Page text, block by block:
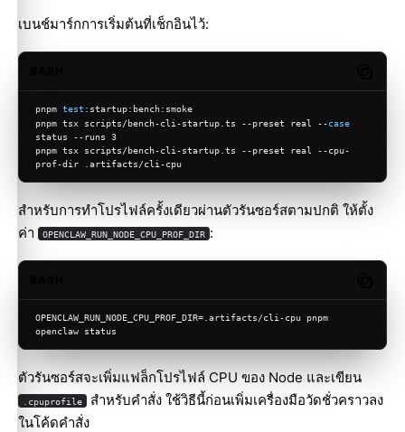
เบนช์มาร์กการเริ่มต้นที่เช็กอินไว้:
pnpm test :startup:bench:smoke
pnpm tsx scripts/bench-cli-startup.ts --preset real --case
status --runs 3
pnpm tsx scripts/bench-cli-startup.ts --preset real --cpu-
prof-dir .artifacts/cli-cpu
สำหรับการทำโปรไฟล์ครั้งเดียวผ่านตัวรันซอร์สตามปกติ ให้ตั้ง
ค่า
OPENCLAW_RUN_NODE_CPU_PROF_DIR :
OPENCLAW_RUN_NODE_CPU_PROF_DIR=.artifacts/cli-cpu pnpm
openclaw status
ตัวรันซอร์สจะเพิ่มแฟล็กโปรไฟล์ CPU ของ Node และเขียน
.cpuprofile สำหรับคำสั่ง ใช้วิธีนี้ก่อนเพิ่มเครื่องมือวัดชั่วคราวลง
ในโค้ดคำสั่ง